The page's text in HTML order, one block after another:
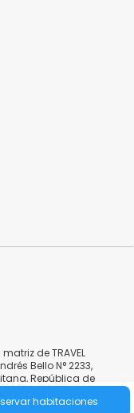
habitaciones
de TRAVEL
Bello N° 2233,
República de